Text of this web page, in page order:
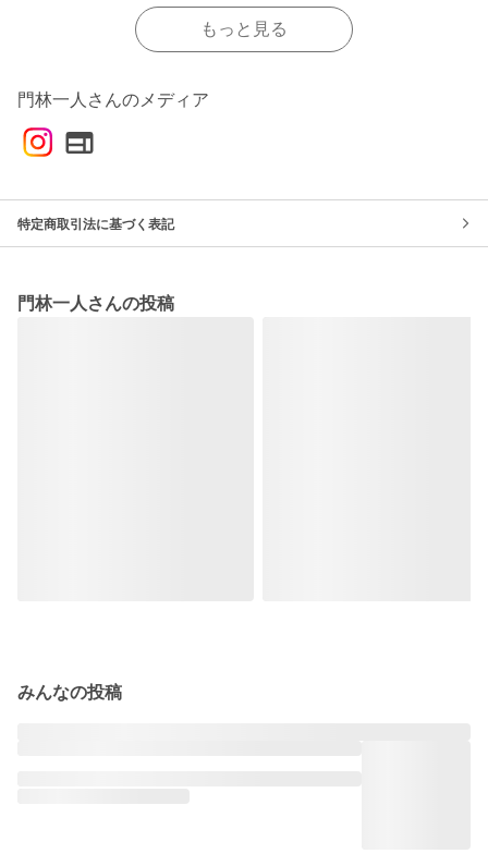
もっと見る
門林一人さんのメディア
特定商取引法に基づく表記
門林一人さんの投稿
みんなの投稿